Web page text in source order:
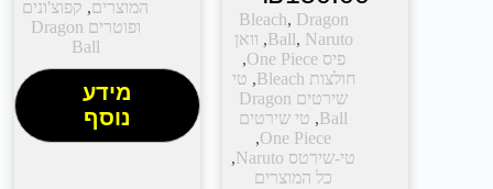
Bleach, Dragon
Ball, Naruto
, וואן
פיס One Piece
,
חולצות Bleach
, טי
שירטים Dragon
Ball
, טי שירטים
One Piece
,
טי-שירטס Naruto
,
כל המוצרים
המוצרים, קפוצ'ונים
ופוטרים Dragon
Ball
מידע
נוסף